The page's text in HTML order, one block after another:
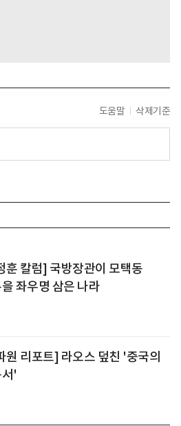
도움말 삭제기준
훈 칼럼] 국방장관이 모택동
좌우명 삼은 나라
원 리포트] 라오스 덮친 '중국의
서'